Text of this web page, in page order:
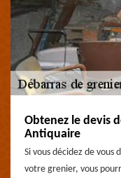
Obtenez le devis
Antiquaire
Si vous décidez de vous
votre grenier, vous